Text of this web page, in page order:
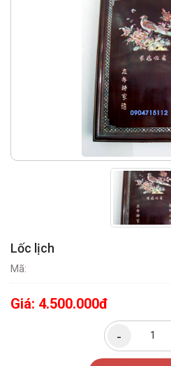
Lốc lịch
Mã:
Giá: 4.500.000đ